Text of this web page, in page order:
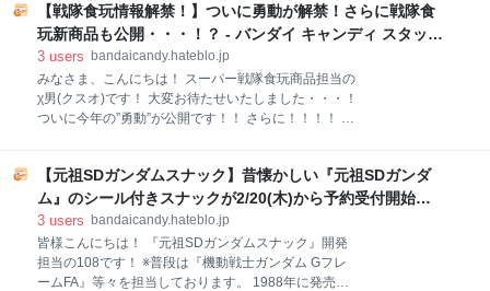
らの展開が楽しみでしょうがないです！ そし
て・・・・ ミニプラのCM流れました！！！！ 皆様ご
覧いただけましたでしょうか・・！ 気合のアニメーシ
力、少しでも皆様に伝わってくれていればうれしいで
す！ ＣＭソングも復活！！！！ なんと今回・・・・・
東映特撮にはかかせないあのお方・・・ サイキックラ
おります！！！！！ デカレンジャー、シンケンジャー
のOPや数々の挿入歌など、YOFF
【戦隊食玩情報解禁！】ついに勇動が解禁！さらに戦隊食
玩新商品も公開・・・！？ - バンダイ キャンディ スタッフ
BLOG
3 users bandaicandy.hateblo.jp
みなさま、こんにちは！ スーパー戦隊食玩商品担当の
χ男(クスオ)です！ 大変お待たせいたしました・・・！
ついに今年の”勇動”が公開です！！ さらに！！！！ 戦
商品からご紹介！！ では早速レビューへ50（ゴ
ー）！！！ ※価格はすべてメーカー希望小売価格で
す。 ※画像は開発中のものです、実際の商品とは一部
異なる場合がございます。 ※発売日は予告なく変更に
なる場合がございます。 スーパー戦隊 フィギュア付き
チョコスナック 6月発売予定 価格350円（税込385
【元祖SDガンダムスナック】昔懐かしい『元祖SDガンダ
ム』のシール付きスナックが2/20(木)から予約受付開始！ -
バンダイ キャンディ スタッフ BLOG
3 users bandaicandy.hateblo.jp
皆様こんにちは！ 『元祖SDガンダムスナック』開発
担当の108です！ ※普段は『機動戦士ガンダム Gフレ
ームFA』等々を担当しております。 1988年に発売さ